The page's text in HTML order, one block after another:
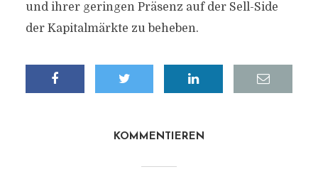
und ihrer geringen Präsenz auf der Sell-Side
der Kapitalmärkte zu beheben.
KOMMENTIEREN